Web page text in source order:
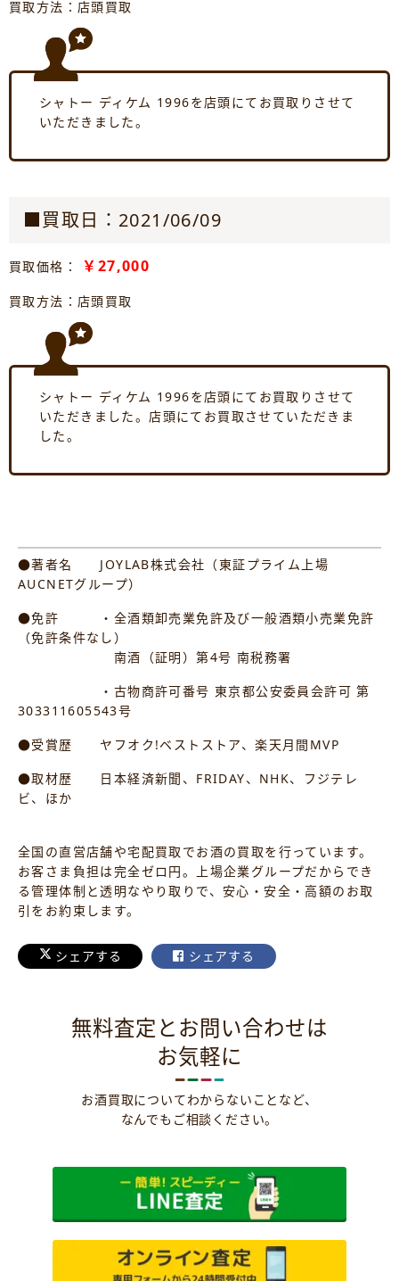
買取方法：店頭買取
シャトー ディケム 1996を店頭にてお買取りさせて
いただきました。
■買取日：2021/06/09
買取価格： ￥27,000
買取方法：店頭買取
シャトー ディケム 1996を店頭にてお買取りさせて
いただきました。店頭にてお買取させていただきま
した。
●著者名 JOYLAB株式会社（東証プライム上場
AUCNETグループ）
●免許 ・全酒類卸売業免許及び一般酒類小売業免許
（免許条件なし）
南酒（証明）第4号 南税務署
・古物商許可番号 東京都公安委員会許可 第
303311605543号
●受賞歴 ヤフオク!ベストストア、楽天月間MVP
●取材歴 日本経済新聞、FRIDAY、NHK、フジテレ
ビ、ほか
全国の直営店舗や宅配買取でお酒の買取を行っています。
お客さま負担は完全ゼロ円。上場企業グループだからでき
る管理体制と透明なやり取りで、安心・安全・高額のお取
引をお約束します。
シェアする シェアする
無料査定とお問い合わせは
お気軽に
お酒買取についてわからないことなど、
なんでもご相談ください。